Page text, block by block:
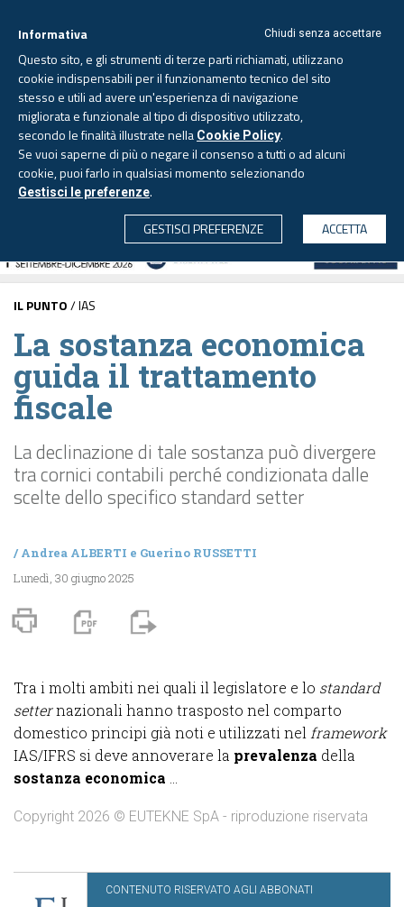
CERCA
Lunedì, 10 agosto 2026 - Aggiornato alle 6.00
IL PUNTO/ IAS
La sostanza economica
guida il trattamento
fiscale
La declinazione di tale sostanza può divergere
tra cornici contabili perché condizionata dalle
scelte dello specifico standard setter
/Andrea ALBERTI e Guerino RUSSETTI
Lunedì, 30 giugno 2025
Tra i molti ambiti nei quali il legislatore e lo standard
setternazionali hanno trasposto nel comparto
domestico principi già noti e utilizzati nel framework
IAS/IFRS si deve annoverare la prevalenza della
sostanza economica
Copyright 2026 © EUTEKNE SpA - riproduzione riservata
CONTENUTO RISERVATO AGLI ABBONATI
Chiudi senza accettare
Informativa
Questo sito, e gli strumenti di terze parti richiamati, utilizzano
cookie indispensabili per il funzionamento tecnico del sito
stesso e utili ad avere un'esperienza di navigazione
migliorata e funzionale al tipo di dispositivo utilizzato,
secondo le finalità illustrate nella Cookie Policy.
Se vuoi saperne di più o negare il consenso a tutti o ad alcuni
cookie, puoi farlo in qualsiasi momento selezionando
Gestisci le preferenze.
GESTISCI PREFERENZE
ACCETTA